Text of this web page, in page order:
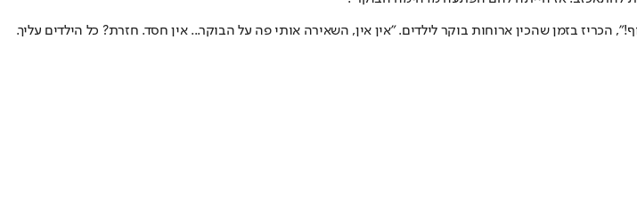
בזמן שהכין ארוחות בוקר לילדים. "אין אין, השאירה אותי פה על הבוקר... אין חסד. חזרת? כל הילדים עליך.